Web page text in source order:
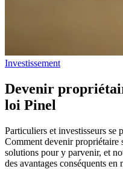
Investissement
Devenir
loi Pinel
Particuliers et investisseurs se
Comment devenir propriétaire
solutions pour y parvenir, et
des avantages conséquents